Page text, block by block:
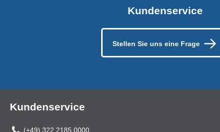
Kundenservice
Stellen Sie uns eine Frage
Kundenservice
(+49) 322 2185 0000